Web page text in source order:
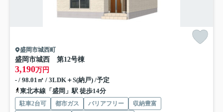
盛岡市城西町
盛岡市城西 第12号棟
3,190万円
- / 98.01㎡ / 3LDK＋S(納戸) /予定
東北本線「盛岡」駅 徒歩14分
駐車2台可 都市ガス バリアフリー
収納豊富